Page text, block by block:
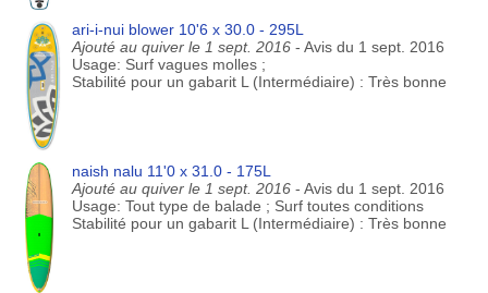
ari-i-nui blower 10'6 x 30.0 - 295L
Ajouté au quiver le 1 sept. 2016 - Avis du 1 sept. 2016
Usage: Surf vagues molles ;
Stabilité pour un gabarit L (Intermédiaire) : Très bonne
naish nalu 11'0 x 31.0 - 175L
Ajouté au quiver le 1 sept. 2016 - Avis du 1 sept. 2016
Usage: Tout type de balade ; Surf toutes conditions
Stabilité pour un gabarit L (Intermédiaire) : Très bonne